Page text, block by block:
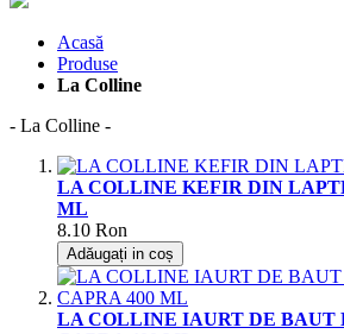
Acasă
Produse
La Colline
- La Colline -
LA COLLINE KEFIR DIN
ML
8.10 Ron
Adăugați in coș
LA COLLINE IAURT DE BAUT